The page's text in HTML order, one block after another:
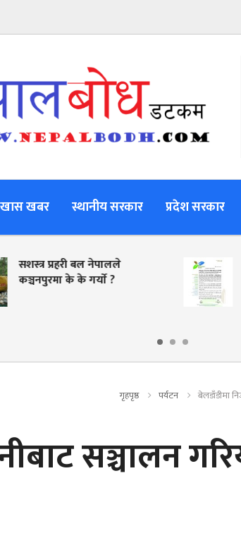
खास खबर स्थानीय सरकार प्रदेश सरकार
बल नेपालले
के के गर्याे ?
वातावरण
गम्भीर
गृहपृष्ठ पर्यटन बेलडाँडीमा
सञ्चालन